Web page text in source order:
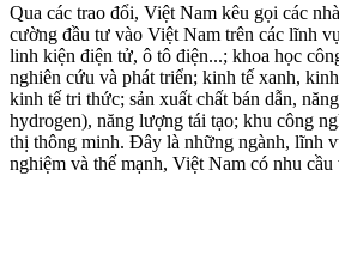
Qua các trao đổi, Việt Nam kêu gọi các
cường đầu tư vào Việt Nam trên các lĩnh
linh kiện điện tử, ô tô điện...; khoa học
nghiên cứu và phát triển; kinh tế xanh,
kinh tế tri thức; sản xuất chất bán dẫn,
hydrogen), năng lượng tái tạo; khu công
thị thông minh. Đây là những ngành, lĩnh
nghiệm và thế mạnh, Việt Nam có nhu cầu